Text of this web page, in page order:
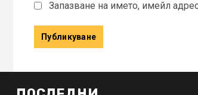
Запазване на името, имейл